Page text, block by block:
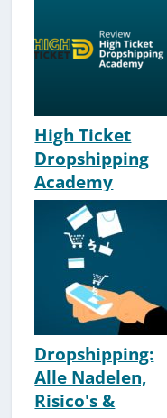
High Ticket
Dropshipping
Academy
Review &
Ervaringen
[2026] [HTDSA]
Dropshipping:
Alle Nadelen,
Risico's &